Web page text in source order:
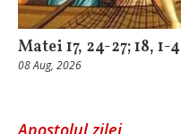
Matei 17, 24-27; 18, 1-4
08 Aug, 2026
Apostolul zilei